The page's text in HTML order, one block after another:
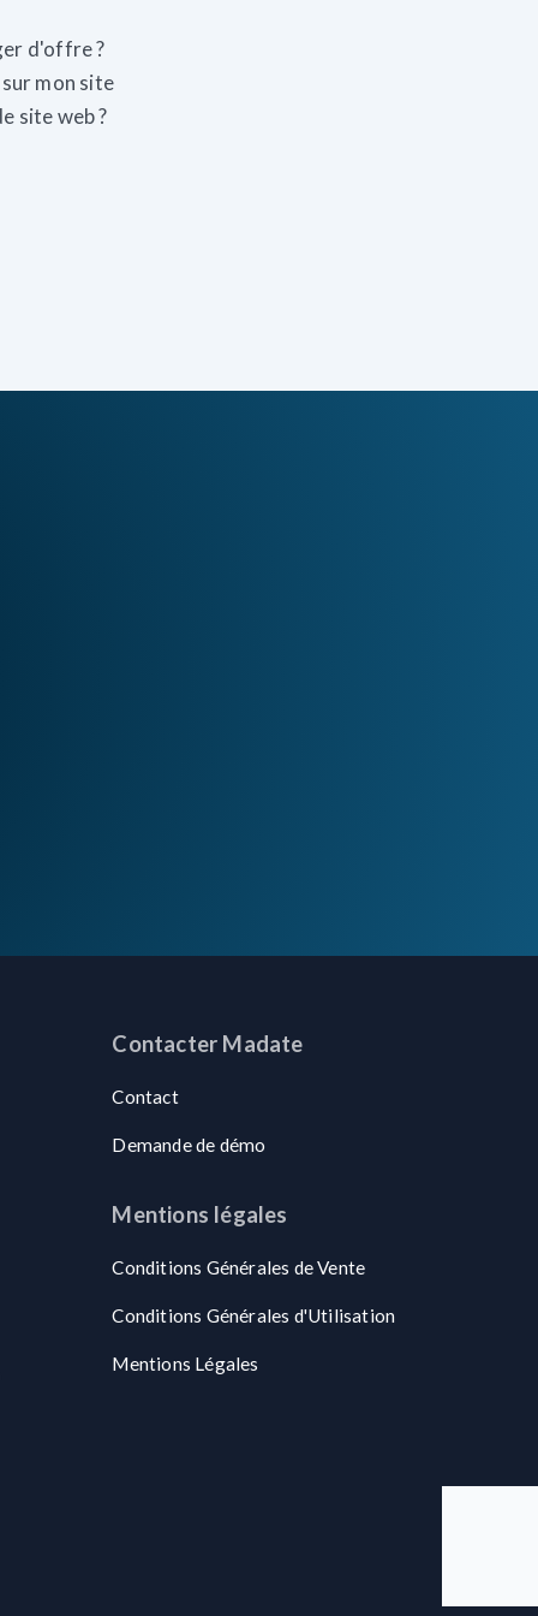
d'offre ?
mon site
site web ?
Contacter Madate
Contact
Demande de démo
Mentions légales
Conditions Générales de Vente
Conditions Générales d'Utilisation
Mentions Légales